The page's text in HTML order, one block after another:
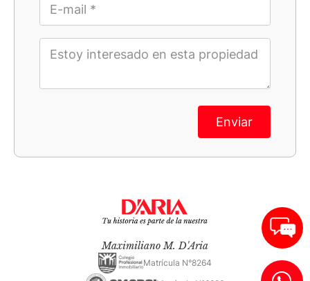
Enviar
Maximiliano M. D'Aria
Matrícula N°8264